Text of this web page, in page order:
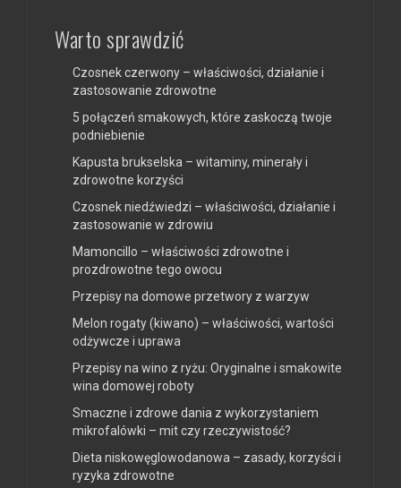
Warto sprawdzić
Czosnek czerwony – właściwości, działanie i
zastosowanie zdrowotne
5 połączeń smakowych, które zaskoczą twoje
podniebienie
Kapusta brukselska – witaminy, minerały i
zdrowotne korzyści
Czosnek niedźwiedzi – właściwości, działanie i
zastosowanie w zdrowiu
Mamoncillo – właściwości zdrowotne i
prozdrowotne tego owocu
Przepisy na domowe przetwory z warzyw
Melon rogaty (kiwano) – właściwości, wartości
odżywcze i uprawa
Przepisy na wino z ryżu: Oryginalne i smakowite
wina domowej roboty
Smaczne i zdrowe dania z wykorzystaniem
mikrofalówki – mit czy rzeczywistość?
Dieta niskowęglowodanowa – zasady, korzyści i
ryzyka zdrowotne